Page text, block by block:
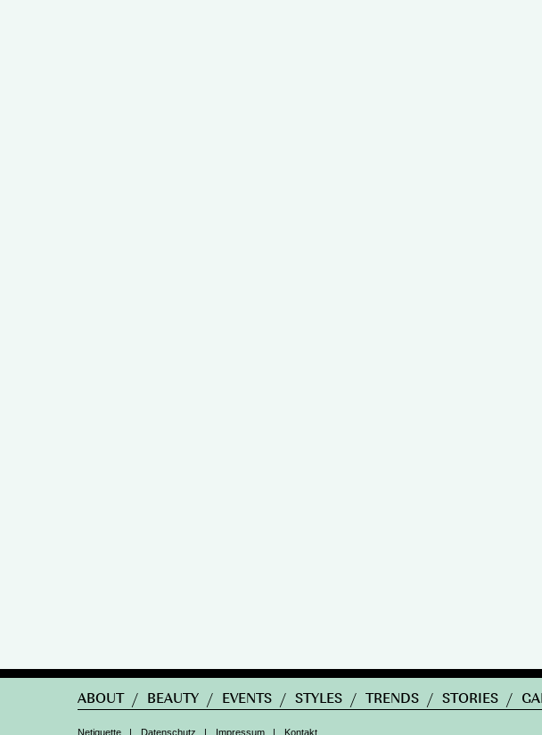
ABOUT / BEAUTY / EVENTS / STYLES / TRENDS / STORIES /
Netiquette | Datenschutz | Impressum | Kontakt